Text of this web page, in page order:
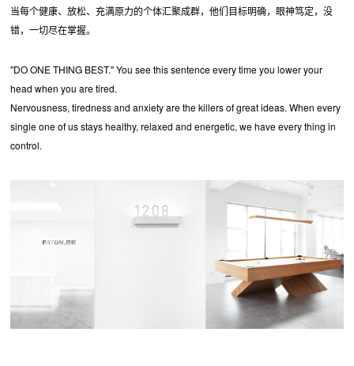
当每个健康、放松、充满原力的个体汇聚成群，他们目标明确，眼神笃定，没
错，一切尽在掌握。
"DO ONE THING BEST." You see this sentence every time you lower your
head when you are tired.
Nervousness, tiredness and anxiety are the killers of great ideas. When every
single one of us stays healthy, relaxed and energetic, we have every thing in
control.